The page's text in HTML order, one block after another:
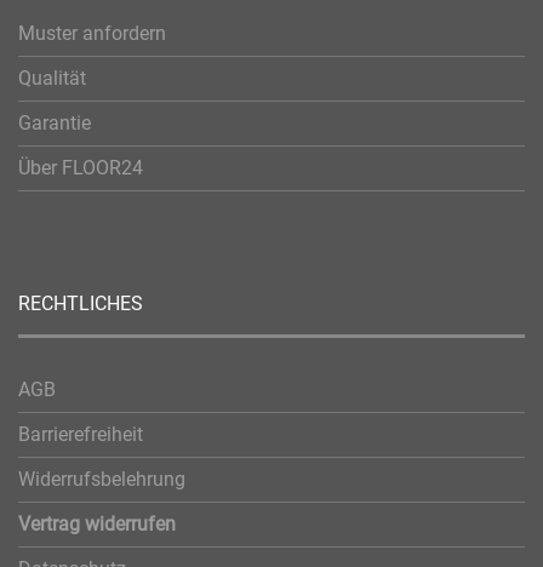
Muster anfordern
Qualität
Garantie
Über FLOOR24
RECHTLICHES
AGB
Barrierefreiheit
Widerrufsbelehrung
Vertrag widerrufen